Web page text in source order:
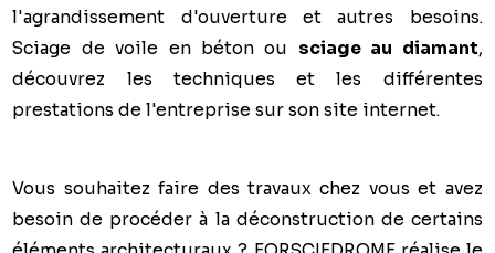
l'agrandissement d'ouverture et autres besoins.
Sciage de voile en béton ou sciage au diamant,
découvrez les techniques et les différentes
prestations de l'entreprise sur son site internet.
Vous souhaitez faire des travaux chez vous et avez
besoin de procéder à la déconstruction de certains